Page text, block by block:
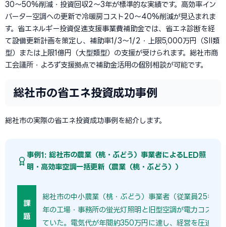
30〜50%削減・投資回収2〜3年が標準的な実績です。高効率イン
バーター空調への更新で冷暖房コスト20〜40%削減が見込まれま
す。省エネルギー投資促進支援事業費補助金では、省エネ診断を経
て設備更新計画を策定し、補助率1/3〜1/2・上限5,000万円（SII類
型）または上限1億円（大型類型）の支援が受けられます。総社市商
工会議所・よろず支援拠点で補助金活用の個別相談が可能です。
総社市の省エネ投資成功事例
総社市の実際の省エネ投資成功事例を紹介します。
事例1: 総社市の農業（桃・ぶどう）事業者によるLED照
明・高効率空調一括更新（農業（桃・ぶどう））
課
題
総社市の中小農業（桃・ぶどう）事業者（従業員25名）
年の工場・事務所の蛍光灯照明と旧型空調が電力コスト
ていた。電気代が年間約350万円に達し、経営を圧迫し